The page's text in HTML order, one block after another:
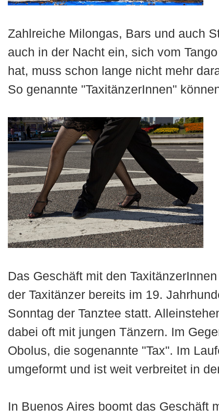
Zahlreiche Milongas, Bars und auch
auch in der Nacht ein, sich vom
hat, muss schon lange nicht mehr
So genannte "TaxitänzerInnen"
Das Geschäft mit den
der Taxitänzer bereits im 19.
Sonntag der Tanztee statt.
dabei oft mit jungen Tänzern. Im
Obolus, die sogenannte "Tax". Im
umgeformt und ist weit verbreitet in
In Buenos Aires boomt das Geschäft